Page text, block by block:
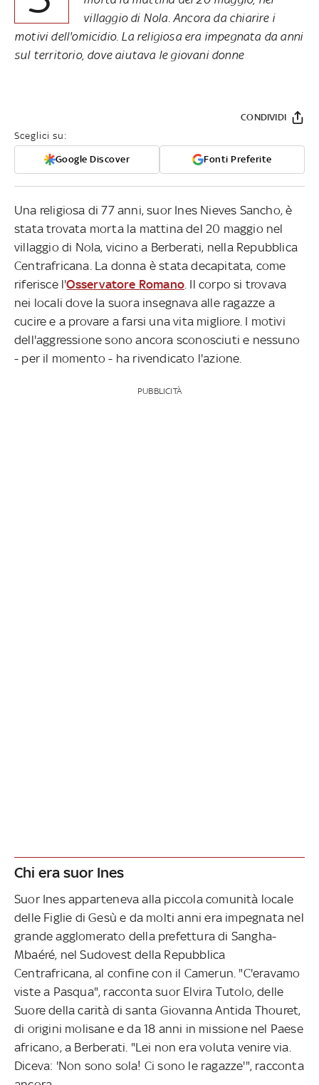
villaggio di Nola. Ancora da chiarire i
motivi dell'omicidio. La religiosa era impegnata da anni
sul territorio, dove aiutava le giovani donne
Sceglici su:
Google Discover Fonti Preferite
CONDIVIDI
Una religiosa di 77 anni, suor Ines Nieves Sancho, è
stata trovata morta la mattina del 20 maggio nel
villaggio di Nola, vicino a Berberati, nella Repubblica
Centrafricana. La donna è stata decapitata, come
riferisce l'Osservatore Romano . Il corpo si trovava
nei locali dove la suora insegnava alle ragazze a
cucire e a provare a farsi una vita migliore. I motivi
dell'aggressione sono ancora sconosciuti e nessuno
- per il momento - ha rivendicato l'azione.
PUBBLICITÀ
Chi era suor Ines
Suor Ines apparteneva alla piccola comunità locale
delle Figlie di Gesù e da molti anni era impegnata nel
grande agglomerato della prefettura di Sangha-
Mbaéré, nel Sudovest della Repubblica
Centrafricana, al confine con il Camerun. "C'eravamo
viste a Pasqua", racconta suor Elvira Tutolo, delle
Suore della carità di santa Giovanna Antida Thouret,
di origini molisane e da 18 anni in missione nel Paese
africano, a Berberati. "Lei non era voluta venire via.
Diceva: 'Non sono sola! Ci sono le ragazze'", racconta